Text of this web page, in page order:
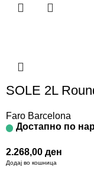
SOLE 2L
Faro Barcelona
Достапно по
2.268,00 ден
Додај во кошница